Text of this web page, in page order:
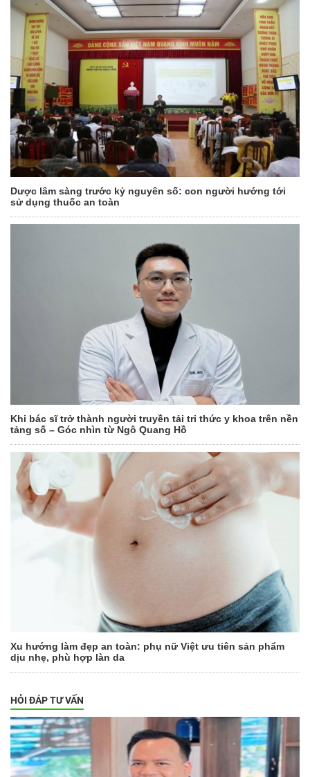
Dược lâm sàng trước kỷ nguyên số: con người hướng tới
sử dụng thuốc an toàn
Khi bác sĩ trở thành người truyền tải tri thức y khoa trên nền
tảng số – Góc nhìn từ Ngô Quang Hồ
Xu hướng làm đẹp an toàn: phụ nữ Việt ưu tiên sản phẩm
dịu nhẹ, phù hợp làn da
HỎI ĐÁP TƯ VẤN